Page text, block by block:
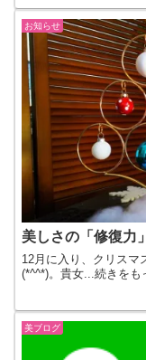
お知らせ
美しさの「修復力
12月に入り、クリスマ
(*^^*)。貴女...続きをも
美ブログ